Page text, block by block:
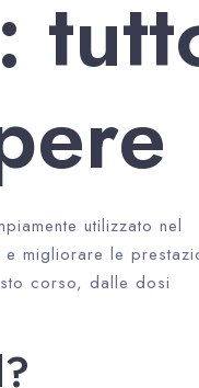
utilizzato nel
migliorare le
corso, dalle dosi